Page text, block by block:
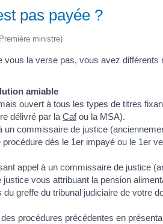
pas payée ?
ministre)
la verse pas, vous avez
amiable
ouvert à tous les types de titres
délivré par la Cafou la MSA).
un commissaire de justice
dès le 1er impayé ou le 1er
appel à un commissaire de justice
vous attribuant la pension
du greffe du tribunal judiciaire de votre
procédures précédentes en